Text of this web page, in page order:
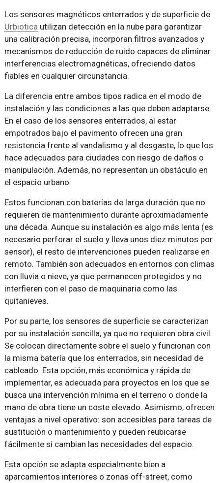
Los sensores magnéticos enterrados y de superficie de
Urbiotica utilizan detección en la nube para garantizar
una calibración precisa, incorporan filtros avanzados y
mecanismos de reducción de ruido capaces de eliminar
interferencias electromagnéticas, ofreciendo datos
fiables en cualquier circunstancia.
La diferencia entre ambos tipos radica en el modo de
instalación y las condiciones a las que deben adaptarse.
En el caso de los sensores enterrados, al estar
empotrados bajo el pavimento ofrecen una gran
resistencia frente al vandalismo y al desgaste, lo que los
hace adecuados para ciudades con riesgo de daños o
manipulación. Además, no representan un obstáculo en
el espacio urbano.
Estos funcionan con baterías de larga duración que no
requieren de mantenimiento durante aproximadamente
una década. Aunque su instalación es algo más lenta (es
necesario perforar el suelo y lleva unos diez minutos por
sensor), el resto de intervenciones pueden realizarse en
remoto. También son adecuados en entornos con climas
con lluvia o nieve, ya que permanecen protegidos y no
interfieren con el paso de maquinaria como las
quitanieves.
Por su parte, los sensores de superficie se caracterizan
por su instalación sencilla, ya que no requieren obra civil.
Se colocan directamente sobre el suelo y funcionan con
la misma batería que los enterrados, sin necesidad de
cableado. Esta opción, más económica y rápida de
implementar, es adecuada para proyectos en los que se
busca una intervención mínima en el terreno o donde la
mano de obra tiene un coste elevado. Asimismo, ofrecen
ventajas a nivel operativo: son accesibles para tareas de
sustitución o mantenimiento y pueden reubicarse
fácilmente si cambian las necesidades del espacio.
Esta opción se adapta especialmente bien a
aparcamientos interiores o zonas off-street, como